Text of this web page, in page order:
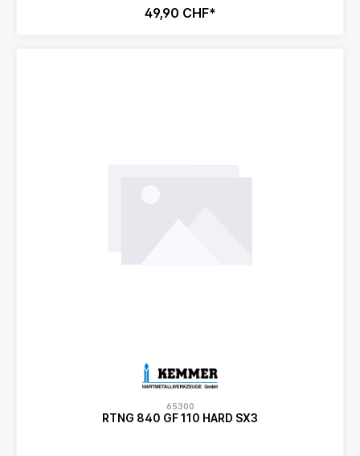
49,90 CHF*
65300
RTNG 840 GF 110 HARD SX3